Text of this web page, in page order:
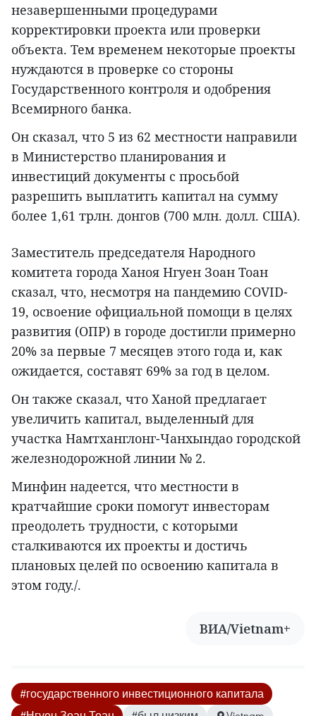
незавершенными процедурами
корректировки проекта или проверки
объекта. Тем временем некоторые проекты
нуждаются в проверке со стороны
Государственного контроля и одобрения
Всемирного банка.
Он сказал, что 5 из 62 местности направили
в Министерство планирования и
инвестиций документы с просьбой
разрешить выплатить капитал на сумму
более 1,61 трлн. донгов (700 млн. долл. США).
Заместитель председателя Народного
комитета города Ханоя Нгуен Зоан Тоан
сказал, что, несмотря на пандемию COVID-
19, освоение официальной помощи в целях
развития (ОПР) в городе достигли примерно
20% за первые 7 месяцев этого года и, как
ожидается, составят 69% за год в целом.
Он также сказал, что Ханой предлагает
увеличить капитал, выделенный для
участка Намтханглонг-Чанхындао городской
железнодорожной линии № 2.
Минфин надеется, что местности в
кратчайшие сроки помогут инвесторам
преодолеть трудности, с которыми
сталкиваются их проекты и достичь
плановых целей по освоению капитала в
этом году./.
ВИА/Vietnam+
#государственного инвестиционного капитала